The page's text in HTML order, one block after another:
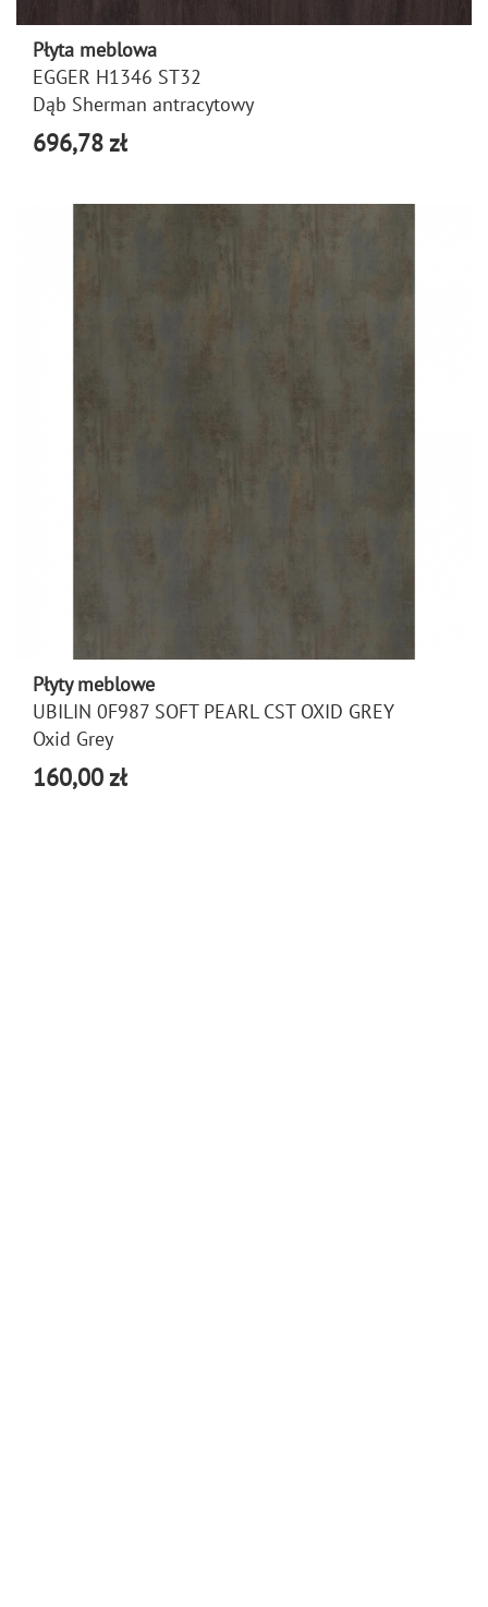
Płyta meblowa
EGGER H1346 ST32
Dąb Sherman antracytowy
696,78 zł
Płyty meblowe
UBILIN 0F987 SOFT PEARL CST OXID GREY
Oxid Grey
160,00 zł